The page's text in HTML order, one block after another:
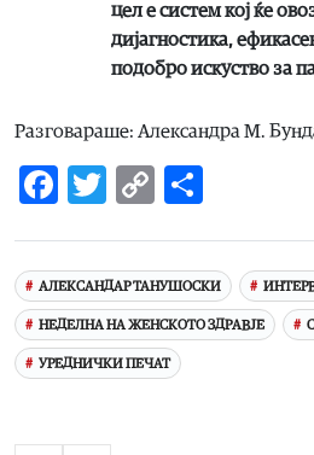
цел е систем кој ќе
дијагностика,
подобро искуство за
Разговараше: Александра М.
Facebook
Twitter
Copy
АЛЕКСАНДАР ТАНУШОСКИ
НЕДЕЛНА НА ЖЕНСКОТО ЗДРАВЈЕ
УРЕДНИЧКИ ПЕЧАТ